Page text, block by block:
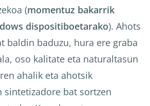
(momentuz bakarrik
dispositiboetarako). Ahots
baldin baduzu, hura ere graba
oso kalitate eta naturaltasun
ahalik eta ahotsik
sintetizadore bat sortzen